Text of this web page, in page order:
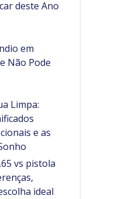
deste Ano
em
Não Pode
Limpa:
e as
vs pistola
ideal